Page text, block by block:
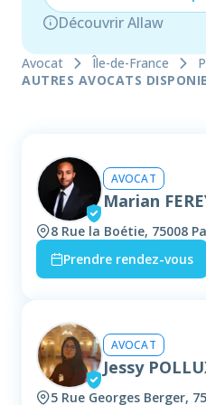
Découvrir Allaw
Avocat Île-de-France
AUTRES AVOCATS
AVOCAT
Marian
8 Rue la Boétie, 75008
Prendre rendez-vous
AVOCAT
Jessy
5 Rue Georges Berger,